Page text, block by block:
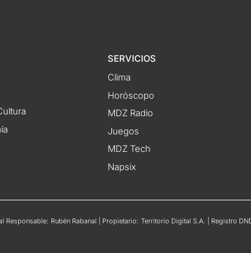
SERVICIOS
Clima
Horóscopo
MDZ Radio
Juegos
MDZ Tech
Napsix
Rubén Rabanal | Propietario: Territorio Digital S.A. | Registro